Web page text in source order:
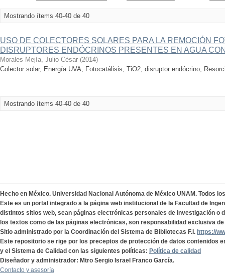
Mostrando ítems 40-40 de 40
USO DE COLECTORES SOLARES PARA LA REMOCIÓN
DISRUPTORES ENDÓCRINOS PRESENTES EN AGUA
Morales Mejía, Julio César (2014)
Colector solar, Energía UVA, Fotocatálisis, TiO2, disruptor endócrino,
Mostrando ítems 40-40 de 40
Hecho en México. Universidad Nacional Autónoma de México UNAM. Todos
Este es un portal integrado a la página web institucional de la Facultad de
distintos sitios web, sean páginas electrónicas personales de investigación o
los textos como de las páginas electrónicas, son responsabilidad exclusiva
Sitio administrado por la Coordinación del Sistema de Bibliotecas F.I. https://
Este repositorio se rige por los preceptos de protección de datos contenidos
y el Sistema de Calidad con las siguientes políticas: Política de calidad
Diseñador y administrador: Mtro Sergio Israel Franco García.
Contacto y asesoría